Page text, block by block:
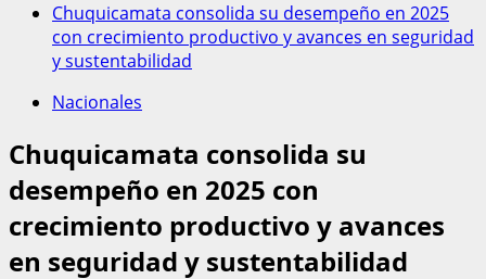
Chuquicamata consolida su desempeño en 2025
con crecimiento productivo y avances en seguridad
y sustentabilidad
Nacionales
Chuquicamata consolida su
desempeño en 2025 con
crecimiento productivo y avances
en seguridad y sustentabilidad